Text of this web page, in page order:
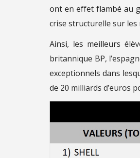
ont en effet flambé au
crise structurelle sur les
Ainsi, les meilleurs
britannique BP,
exceptionnels dans
de 20 milliards d’euros